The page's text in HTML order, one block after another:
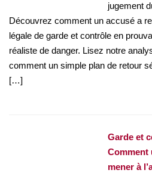
jugement
Découvrez comment un accusé a
légale de garde et contrôle en
réaliste de danger. Lisez notre
comment un simple plan de retour
[…]
Garde et
Comment
mener à